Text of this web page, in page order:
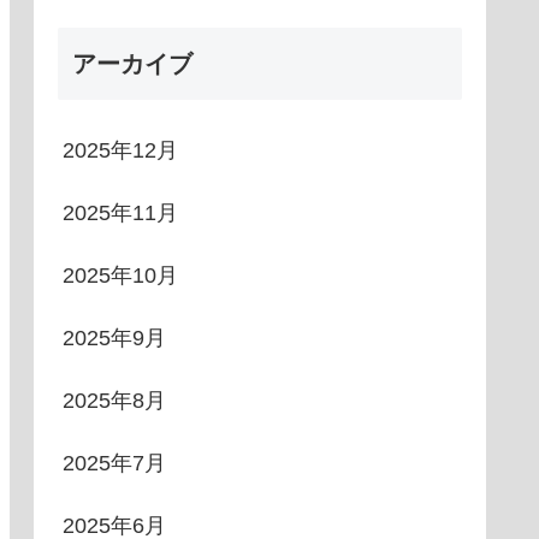
アーカイブ
2025年12月
2025年11月
2025年10月
2025年9月
2025年8月
2025年7月
2025年6月